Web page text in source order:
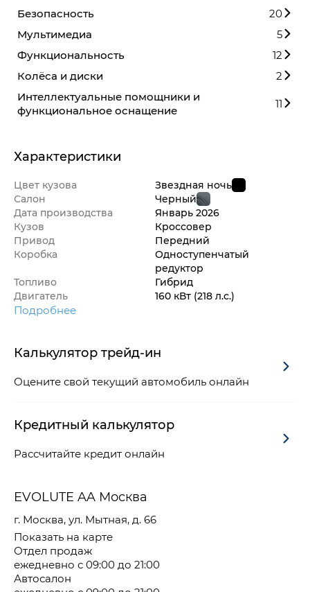
Безопасность
20
Мультимедиа
5
Функциональность
12
Колёса и диски
2
Интеллектуальные помощники и
функциональное оснащение
11
Характеристики
Цвет кузова
Звездная ночь
Салон
Черный
Дата производства
Январь 2026
Кузов
Кроссовер
Привод
Передний
Коробка
Одноступенчатый
редуктор
Топливо
Гибрид
Двигатель
160 кВт (218 л.с.)
Подробнее
Калькулятор трейд-ин
Оцените свой текущий автомобиль онлайн
Кредитный калькулятор
Рассчитайте кредит онлайн
EVOLUTE AA Москва
г. Москва, ул. Мытная, д. 66
Показать на карте
Отдел продаж
ежедневно с 09:00 до 21:00
Автосалон